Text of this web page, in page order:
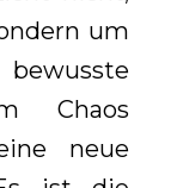
um
Chaos
neue